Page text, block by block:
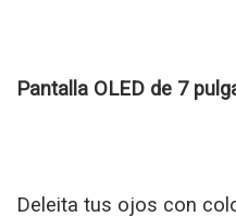
Pantalla OLED de 7
Deleita tus ojos con